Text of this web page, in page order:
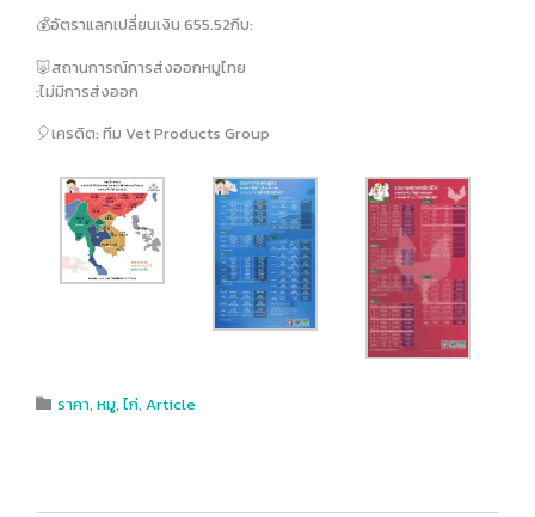
💰อัตราแลกเปลี่ยนเงิน 655.52กีบ:
🐷สถานการณ์การส่งออกหมูไทย
:ไม่มีการส่งออก
🎈เครดิต: ทีม Vet Products Group
 Category
ราคา, หมู, ไก่, Article